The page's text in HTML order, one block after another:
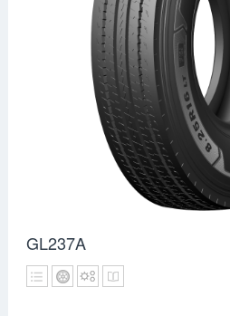
GL237A